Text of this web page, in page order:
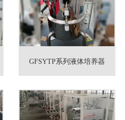
GFSYTP系列液体培养器